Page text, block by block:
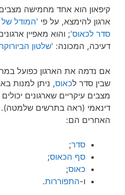
קיפאון הוא אחד מחמישה
ארגון להימצא, על פי 'המודל של
סדר לכאוס'; והוא מאפיין
דעיכה, המכונה: 'שלטון
אם נדמה את הארגון כפועל
שבין סדר לכאוס, ניתן למנות
מצבים עיקריים שארגונים
דינאמי (ראה בתרשים שלמטה).
האחרים הם:
סדר;
סף הכאוס;
כאוס;
ו-התפוררות.